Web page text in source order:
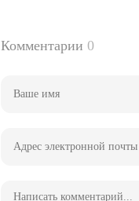
Комментарии 0